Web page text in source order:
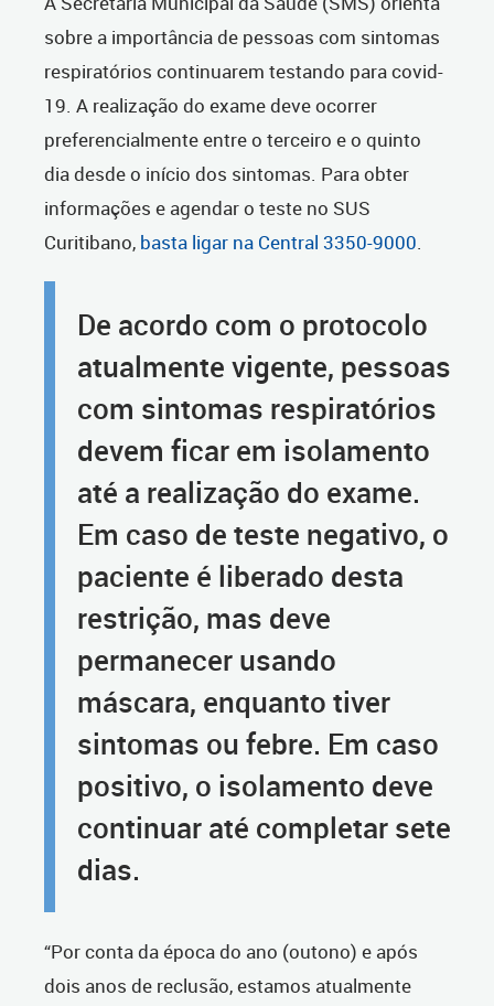
sobre a importância de pessoas com sintomas
respiratórios continuarem testando para covid-
19. A realização do exame deve ocorrer
preferencialmente entre o terceiro e o quinto
dia desde o início dos sintomas. Para obter
informações e agendar o teste no SUS
Curitibano, basta ligar na Central 3350-9000.
De acordo com o protocolo
atualmente vigente, pessoas
com sintomas respiratórios
devem ficar em isolamento
até a realização do exame.
Em caso de teste negativo, o
paciente é liberado desta
restrição, mas deve
permanecer usando
máscara, enquanto tiver
sintomas ou febre. Em caso
positivo, o isolamento deve
continuar até completar sete
dias.
“Por conta da época do ano (outono) e após
dois anos de reclusão, estamos atualmente